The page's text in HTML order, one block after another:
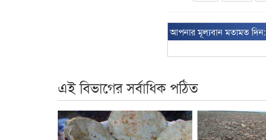
আপনার মূল্যবান মতামত দিন:
এই বিভাগের সর্বাধিক পঠিত